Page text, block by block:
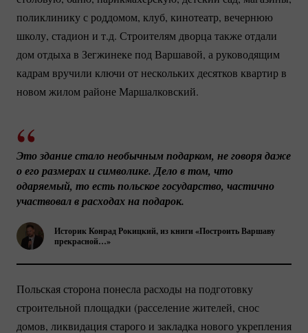
поликлинику с роддомом, клуб, кинотеатр, вечернюю
школу, стадион и т.д. Строителям дворца также отдали
дом отдыха в Зегжинеке под Варшавой, а руководящим
кадрам вручили ключи от нескольких десятков квартир в
новом жилом районе Маршалковский.
Историк Конрад Рокицкий, из книги «Построить Варшаву
прекрасной…»
Это здание стало необычным подарком, не говоря даже
о его размерах и символике. Дело в том, что
одаряемый, то есть польское государство, частично
участвовал в расходах на подарок.
Польская сторона понесла расходы на подготовку
строительной площадки (расселение жителей, снос
домов, ликвидация старого и закладка нового укрепления